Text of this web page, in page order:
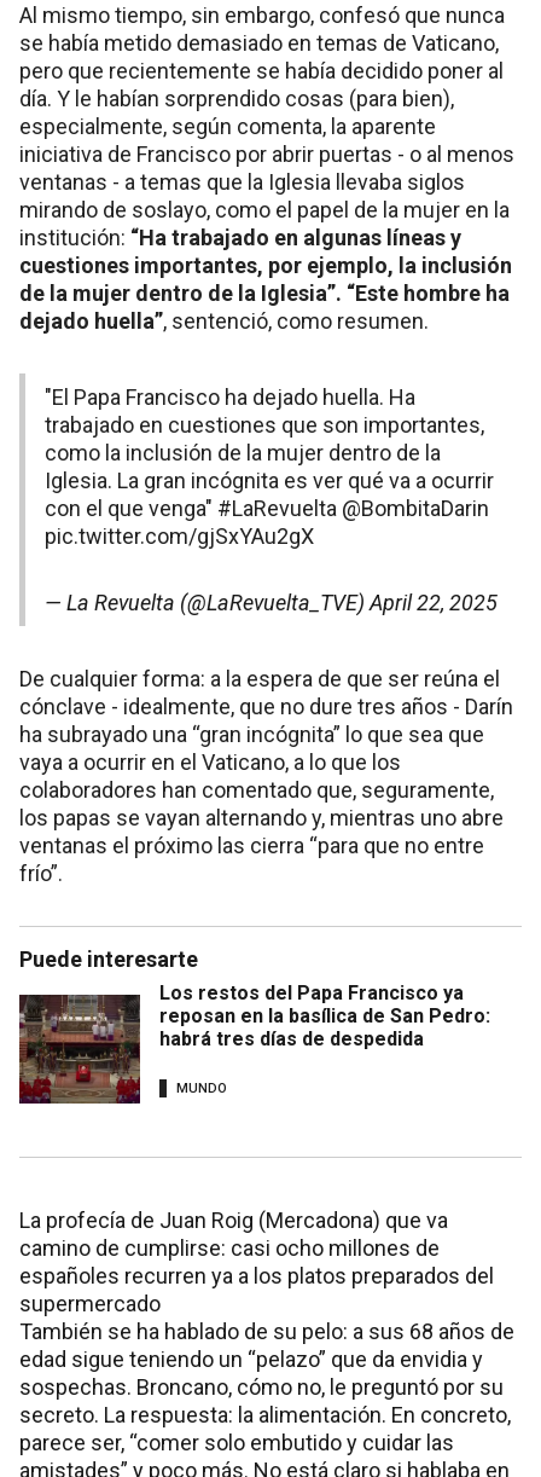
Al mismo tiempo, sin embargo, confesó que nunca
se había metido demasiado en temas de Vaticano,
pero que recientemente se había decidido poner al
día. Y le habían sorprendido cosas (para bien),
especialmente, según comenta, la aparente
iniciativa de Francisco por abrir puertas - o al menos
ventanas - a temas que la Iglesia llevaba siglos
mirando de soslayo, como el papel de la mujer en la
institución: “Ha trabajado en algunas líneas y
cuestiones importantes, por ejemplo, la inclusión
de la mujer dentro de la Iglesia”. “Este hombre ha
dejado huella”, sentenció, como resumen.
"El Papa Francisco ha dejado huella. Ha
trabajado en cuestiones que son importantes,
como la inclusión de la mujer dentro de la
Iglesia. La gran incógnita es ver qué va a ocurrir
con el que venga" #LaRevuelta @BombitaDarin
pic.twitter.com/gjSxYAu2gX
— La Revuelta (@LaRevuelta_TVE) April 22, 2025
De cualquier forma: a la espera de que ser reúna el
cónclave - idealmente, que no dure tres años - Darín
ha subrayado una “gran incógnita” lo que sea que
vaya a ocurrir en el Vaticano, a lo que los
colaboradores han comentado que, seguramente,
los papas se vayan alternando y, mientras uno abre
ventanas el próximo las cierra “para que no entre
frío”.
Puede interesarte
Los restos del Papa Francisco ya
reposan en la basílica de San Pedro:
habrá tres días de despedida
MUNDO
La profecía de Juan Roig (Mercadona) que va
camino de cumplirse: casi ocho millones de
españoles recurren ya a los platos preparados del
supermercado
También se ha hablado de su pelo: a sus 68 años de
edad sigue teniendo un “pelazo” que da envidia y
sospechas. Broncano, cómo no, le preguntó por su
secreto. La respuesta: la alimentación. En concreto,
parece ser, “comer solo embutido y cuidar las
amistades” y poco más. No está claro si hablaba en